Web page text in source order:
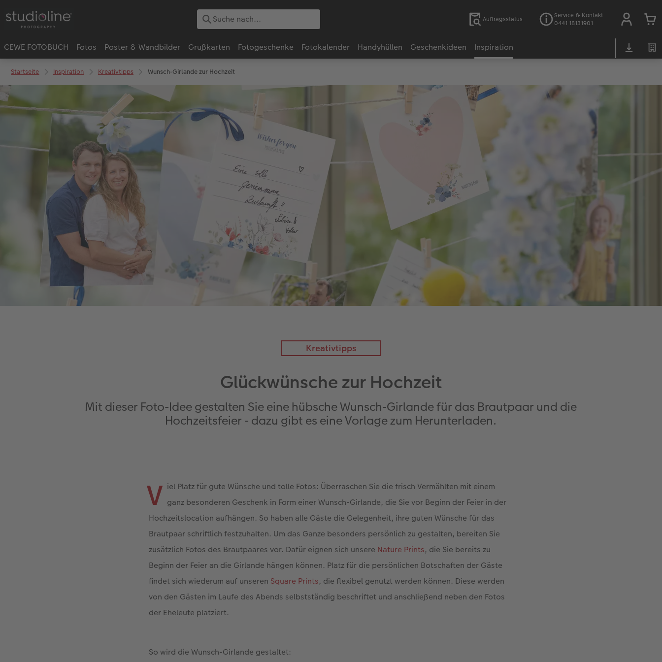
Auftragsstatus
Service & Kontakt
0441 18131901
CEWE FOTOBUCH Fotos Poster & Wandbilder Grußkarten Fotogeschenke Fotokalender Handyhüllen Geschenkideen Inspiration
Startseite Inspiration Kreativtipps Wunsch-Girlande zur Hochzeit
Kreativtipps
Glückwünsche zur Hochzeit
Mit dieser Foto-Idee gestalten Sie eine hübsche Wunsch-Girlande für das Brautpaar und die
Hochzeitsfeier - dazu gibt es eine Vorlage zum Herunterladen.
V iel Platz für gute Wünsche und tolle Fotos: Überraschen Sie die frisch Vermählten mit einem
ganz besonderen Geschenk in Form einer Wunsch-Girlande, die Sie vor Beginn der Feier in der
Hochzeitslocation aufhängen. So haben alle Gäste die Gelegenheit, ihre guten Wünsche für das
Brautpaar schriftlich festzuhalten. Um das Ganze besonders persönlich zu gestalten, bereiten Sie
zusätzlich Fotos des Brautpaares vor. Dafür eignen sich unsere Nature Prints, die Sie bereits zu
Beginn der Feier an die Girlande hängen können. Platz für die persönlichen Botschaften der Gäste
findet sich wiederum auf unseren Square Prints, die flexibel genutzt werden können. Diese werden
von den Gästen im Laufe des Abends selbstständig beschriftet und anschließend neben den Fotos
der Eheleute platziert.
So wird die Wunsch-Girlande gestaltet: